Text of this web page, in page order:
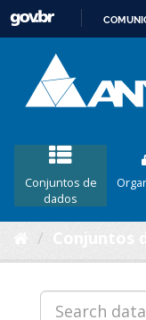
Conjuntos de
dados